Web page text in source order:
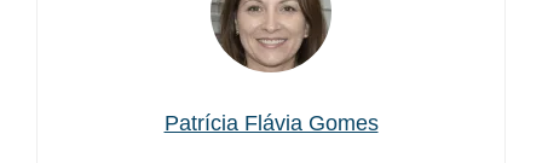
Patrícia Flávia Gomes